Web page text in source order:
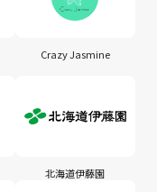
Crazy Jasmine
北海道伊藤園